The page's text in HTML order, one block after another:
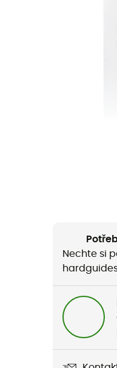
Nechte si